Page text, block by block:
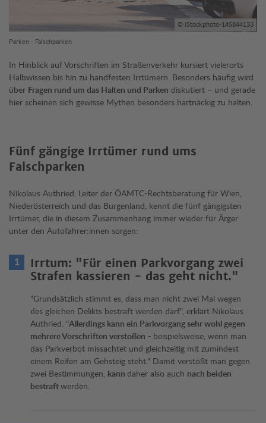
© iStockphoto-145844133
Parken - Falschparken
In Hinblick auf Vorschriften im Straßenverkehr kursiert vielerorts
Halbwissen bis hin zu handfesten Irrtümern. Besonders häufig wird
über Fragen rund um das Halten und Parken diskutiert – und gerade
hier scheinen sich gewisse Mythen besonders hartnäckig zu halten.
Fünf gängige Irrtümer rund ums
Falschparken
Nikolaus Authried, Leiter der ÖAMTC-Rechtsberatung für Wien,
Niederösterreich und das Burgenland, kennt die fünf gängigsten
Irrtümer, die in diesem Zusammenhang immer wieder für Ärger
unter den Autofahrer:innen sorgen:
Irrtum: "Für einen Parkvorgang zwei
Strafen kassieren - das geht nicht."
"Grundsätzlich stimmt es, dass man nicht zwei Mal wegen
des gleichen Delikts bestraft werden darf", erklärt Nikolaus
Authried. "Allerdings kann ein Parkvorgang sehr wohl gegen
mehrere Vorschriften verstoßen - beispielsweise, wenn man
das Parkverbot missachtet und gleichzeitig mit zumindest
einem Reifen am Gehsteig steht." Damit verstößt man gegen
zwei Bestimmungen, kann daher also auch nach beiden
bestraftwerden.